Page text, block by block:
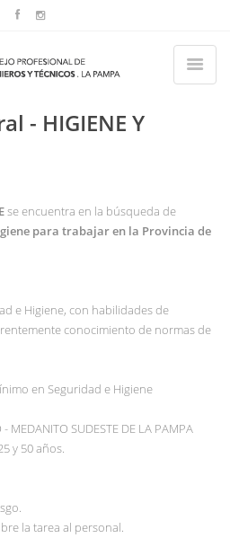
- HIGIENE Y
se encuentra en la búsqueda de
para trabajar en la Provincia de
e Higiene, con habilidades de
conocimiento de normas de
en Seguridad e Higiene
- MEDANITO SUDESTE DE LA PAMPA
y 50 años.
la tarea al personal.